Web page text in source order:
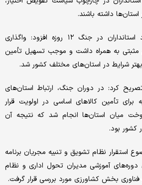
داشته باشند.
وی با قدردانی از عملکرد استانداران در جنگ ۱۲ روزه افزود: واگذاری
مثبتی به همراه داشت و موجب تسهیل تأمین
شرایط در استان‌های مختلف کشور شد.
کرد: در دوران جنگ، ارتباط استان‌های
تأمین کالاهای اساسی در اولویت قرار
میان استان‌ها انجام شد که نتیجه آن
کشور بود.
استقرار نظام تشویق و تنبیه مجریان برنامه
دوره‌های آموزشی مدیران تحول اداری و نظام
بخش کشاورزی مورد بررسی قرار گرفت.